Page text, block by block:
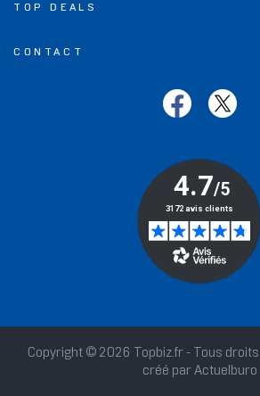
TOP DEALS
CONTACT
Copyright © 2026 Topbiz.fr - Tous
créé par Actuelburo